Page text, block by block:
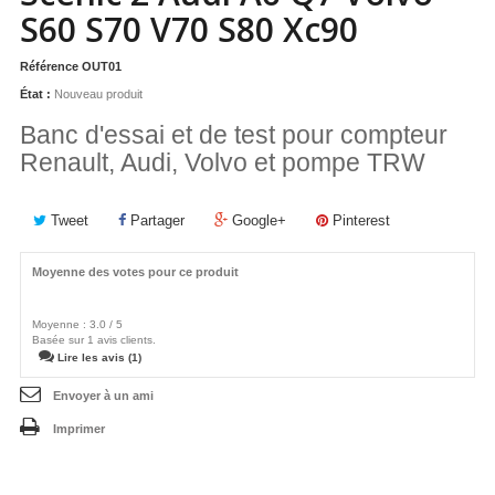
S60 S70 V70 S80 Xc90
Référence OUT01
État : Nouveau produit
Banc d'essai et de test pour compteur
Renault, Audi, Volvo et pompe TRW
Tweet Partager Google+ Pinterest
Moyenne des votes pour ce produit
Moyenne : 3.0 / 5
Basée sur 1 avis clients.
Lire les avis (1)
Envoyer à un ami
Imprimer